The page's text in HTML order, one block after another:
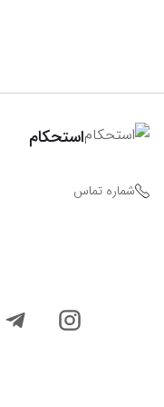
استحکام
شماره تماس